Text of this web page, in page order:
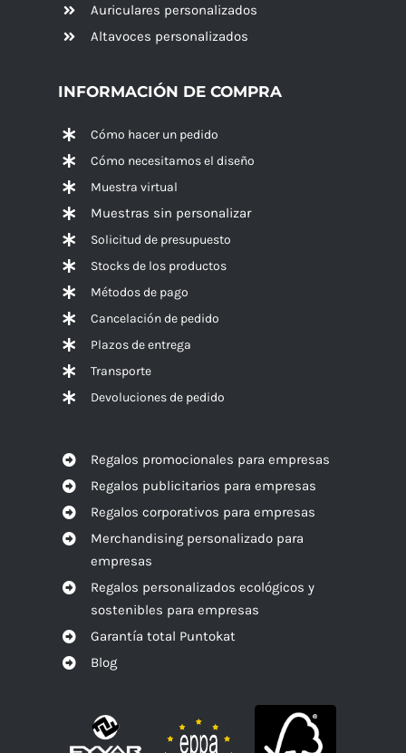
Auriculares personalizados
Altavoces personalizados
INFORMACIÓN DE COMPRA
Cómo hacer un pedido
Cómo necesitamos el diseño
Muestra virtual
Muestras sin personalizar
Solicitud de presupuesto
Stocks de los productos
Métodos de pago
Cancelación de pedido
Plazos de entrega
Transporte
Devoluciones de pedido
Regalos promocionales para empresas
Regalos publicitarios para empresas
Regalos corporativos para empresas
Merchandising personalizado para
empresas
Regalos personalizados ecológicos y
sostenibles para empresas
Garantía total Puntokat
Blog